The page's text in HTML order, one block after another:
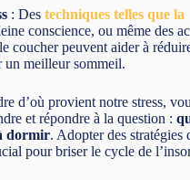
: Des techniques telles que la
conscience, ou même des
coucher peuvent aider à
un meilleur sommeil.
d’où provient notre stress,
et répondre à la question :
dormir. Adopter des stratégies
pour briser le cycle de